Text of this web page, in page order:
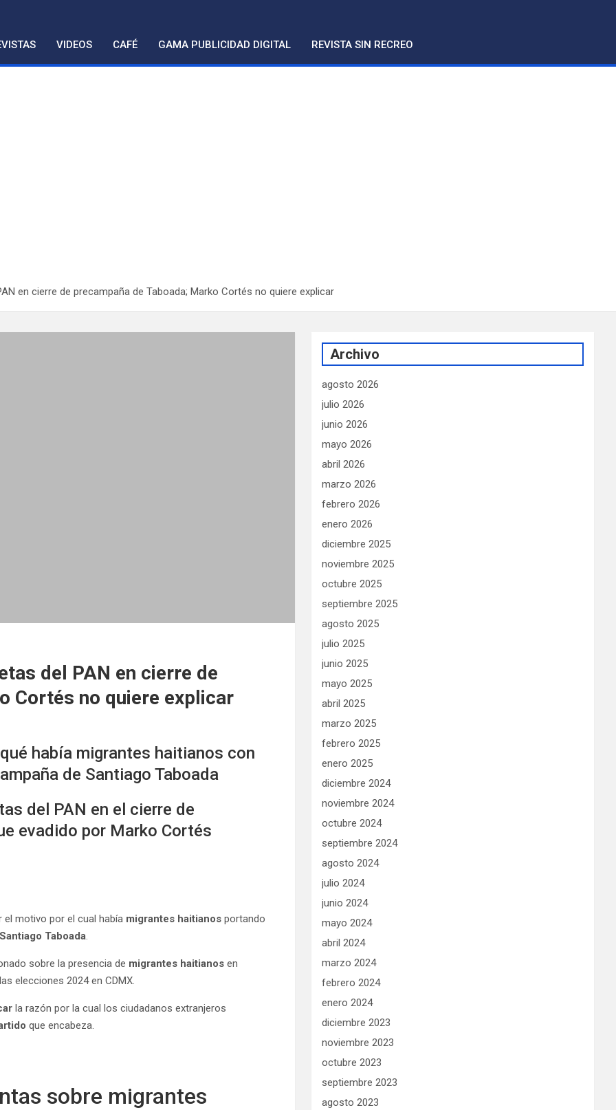
VIDEOS CAFÉ GAMA PUBLICIDAD DIGITAL REVISTA SIN RECREO
en cierre de precampaña de Taboada; Marko Cortés no quiere explicar
del PAN en cierre de
Cortés no quiere explicar
había migrantes haitianos con
de Santiago Taboada
del PAN en el cierre de
evadido por Marko Cortés
el motivo por el cual había migrantes haitianos portando
Taboada.
sobre la presencia de migrantes haitianos en
elecciones 2024 en CDMX.
la razón por la cual los ciudadanos extranjeros
que encabeza.
sobre migrantes
Archivo
agosto 2026
julio 2026
junio 2026
mayo 2026
abril 2026
marzo 2026
febrero 2026
enero 2026
diciembre 2025
noviembre 2025
octubre 2025
septiembre 2025
agosto 2025
julio 2025
junio 2025
mayo 2025
abril 2025
marzo 2025
febrero 2025
enero 2025
diciembre 2024
noviembre 2024
octubre 2024
septiembre 2024
agosto 2024
julio 2024
junio 2024
mayo 2024
abril 2024
marzo 2024
febrero 2024
enero 2024
diciembre 2023
noviembre 2023
octubre 2023
septiembre 2023
agosto 2023